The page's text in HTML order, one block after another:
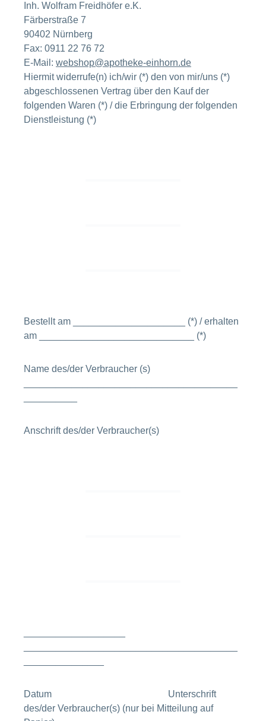
Inh. Wolfram Freidhöfer e.K.
Färberstraße 7
90402 Nürnberg
Fax: 0911 22 76 72
E-Mail: webshop@apotheke-einhorn.de
Hiermit widerrufe(n) ich/wir (*) den von mir/uns (*)
abgeschlossenen Vertrag über den Kauf der
folgenden Waren (*) / die Erbringung der folgenden
Dienstleistung (*)
Bestellt am _____________________ (*) / erhalten
am _____________________________ (*)
Name des/der Verbraucher (s)
Anschrift des/der Verbraucher(s)
Datum Unterschrift
des/der Verbraucher(s) (nur bei Mitteilung auf